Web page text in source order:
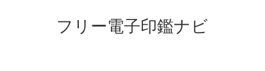
フリー電子印鑑ナビ